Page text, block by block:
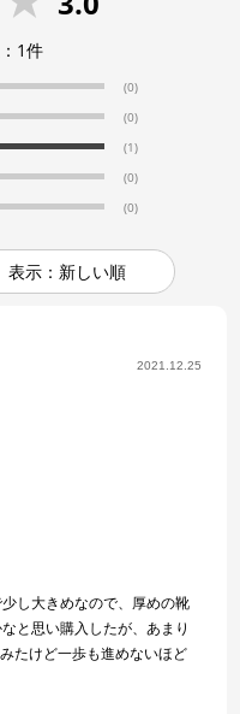
1件
(0)
(0)
(1)
(0)
(0)
表示：新しい順
2021.12.25
し大きめなので、厚めの靴
と思い購入したが、あまり
たけど一歩も進めないほど
ちょうどサイズが合ったの